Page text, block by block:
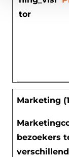
tor
Marketing
bezoekers